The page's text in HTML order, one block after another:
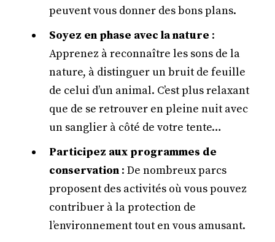
peuvent vous donner des bons plans.
Soyez en phase avec la nature :
Apprenez à reconnaître les sons de la
nature, à distinguer un bruit de feuille
de celui d’un animal. C’est plus relaxant
que de se retrouver en pleine nuit avec
un sanglier à côté de votre tente…
Participez aux programmes de
conservation : De nombreux parcs
proposent des activités où vous pouvez
contribuer à la protection de
l’environnement tout en vous amusant.